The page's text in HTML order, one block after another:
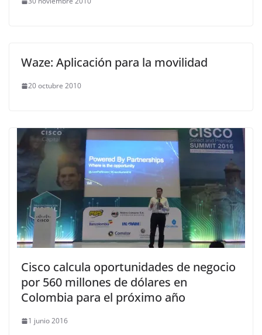
Waze: Aplicación para la movilidad
20 octubre 2010
Cisco calcula oportunidades de negocio
por 560 millones de dólares en
Colombia para el próximo año
1 junio 2016